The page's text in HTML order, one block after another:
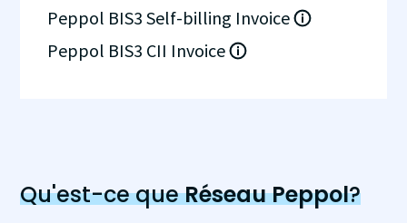
Peppol BIS3 Self-billing Invoice
Peppol BIS3 CII Invoice
Qu'est-ce queRéseau Peppol?